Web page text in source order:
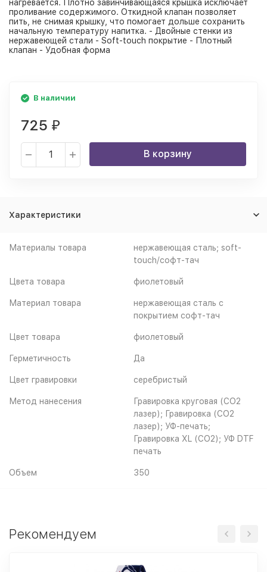
нагревается. Плотно завинчивающаяся крышка исключает
проливание содержимого. Откидной клапан позволяет
пить, не снимая крышку, что помогает дольше сохранить
начальную температуру напитка. - Двойные стенки из
нержавеющей стали - Soft-touch покрытие - Плотный
клапан - Удобная форма
В наличии
725 ₽
В корзину
Характеристики
Материалы товара
нержавеющая cталь; soft-
touch/софт-тач
Цвета товара фиолетовый
Материал товара
нержавеющая cталь с
покрытием софт-тач
Цвет товара фиолетовый
Герметичность Да
Цвет гравировки серебристый
Метод нанесения
Гравировка круговая (CO2
лазер); Гравировка (CO2
лазер); УФ-печать;
Гравировка XL (СО2); УФ DTF
печать
Объем 350
Рекомендуем